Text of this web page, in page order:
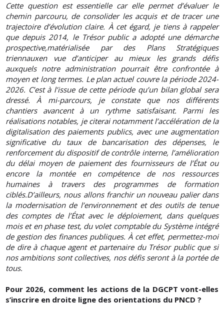
Cette question est essentielle car elle permet d’évaluer le
chemin parcouru, de consolider les acquis et de tracer une
trajectoire d’évolution claire. À cet égard, je tiens à rappeler
que depuis 2014, le Trésor public a adopté une démarche
prospective,matérialisée par des Plans Stratégiques
triennauxen vue d’anticiper au mieux les grands défis
auxquels notre administration pourrait être confrontée à
moyen et long termes. Le plan actuel couvre la période 2024-
2026. C’est à l’issue de cette période qu’un bilan global sera
dressé. À mi-parcours, je constate que nos différents
chantiers avancent à un rythme satisfaisant. Parmi les
réalisations notables, je citerai notamment l’accélération de la
digitalisation des paiements publics, avec une augmentation
significative du taux de bancarisation des dépenses, le
renforcement du dispositif de contrôle interne, l’amélioration
du délai moyen de paiement des fournisseurs de l’État ou
encore la montée en compétence de nos ressources
humaines à travers des programmes de formation
ciblés.D’ailleurs, nous allons franchir un nouveau palier dans
la modernisation de l’environnement et des outils de tenue
des comptes de l’État avec le déploiement, dans quelques
mois et en phase test, du volet comptable du Système intégré
de gestion des finances publiques. À cet effet, permettez-moi
de dire à chaque agent et partenaire du Trésor public que si
nos ambitions sont collectives, nos défis seront à la portée de
tous.
Pour 2026, comment les actions de la DGCPT vont-elles
s’inscrire en droite ligne des orientations du PNCD ?